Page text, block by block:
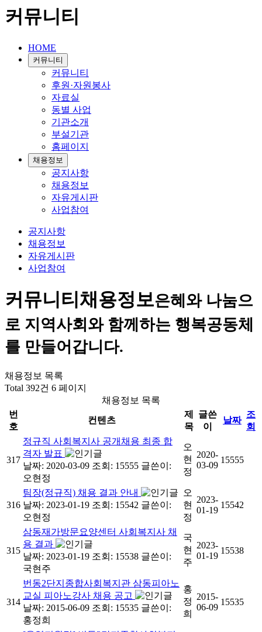
커뮤니티
HOME
커뮤니티
커뮤니티
후원·자원봉사
자료실
동별 사업
기관소개
부설기관
홈페이지
채용정보
공지사항
채용정보
자유게시판
사업참여
공지사항
채용정보
자유게시판
사업참여
커뮤니티채용정보은혜와 나눔으
로 지역사회와 함께하는 행복공동체
를 만들어갑니다.
채용정보 목록
Total 392건 6 페이지
채용정보 목록
번
호
컨텐츠
제
목
글쓴
이
날짜
조
회
317
정규직 사회복지사 공개채용 최종 합
격자 발표
날짜: 2020-03-09 조회: 15555 글쓴이:
오현정
오
현
정
2020-
03-09
15555
316
팀장(정규직) 채용 결과 안내
날짜: 2023-01-19 조회: 15542 글쓴이:
오현정
오
현
정
2023-
01-19
15542
315
삼동재가방문요양센터 사회복지사 채
용 결과
날짜: 2023-01-19 조회: 15538 글쓴이:
국현주
국
현
주
2023-
01-19
15538
314
번동2단지종합사회복지관 삼동피아노
교실 피아노강사 채용 공고
날짜: 2015-06-09 조회: 15535 글쓴이:
홍정희
홍
정
희
2015-
06-09
15535